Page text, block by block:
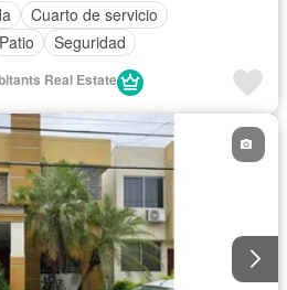
Cuarto de servicio
Patio Seguridad
Real Estate